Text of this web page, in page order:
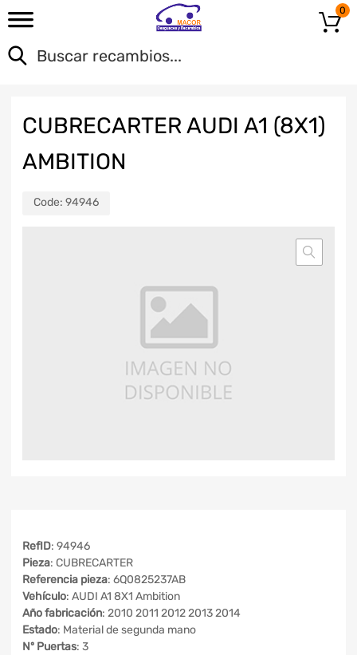
0
CUBRECARTER AUDI A1 (8X1)
AMBITION
Code: 94946
RefID: 94946
Pieza: CUBRECARTER
Referencia pieza: 6Q0825237AB
Vehículo: AUDI A1 8X1 Ambition
Año fabricación: 2010 2011 2012 2013 2014
Estado: Material de segunda mano
Nº Puertas: 3